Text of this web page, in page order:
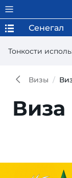
Тонкости
Сенегал
Визы
Виза